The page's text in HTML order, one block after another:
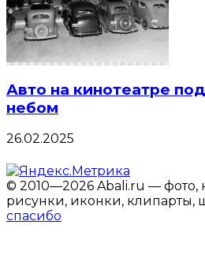
Авто на кинотеатре
небом
26.02.2025
© 2010—2026 Abali.ru — фото,
рисунки, иконки, клипарты,
спасибо